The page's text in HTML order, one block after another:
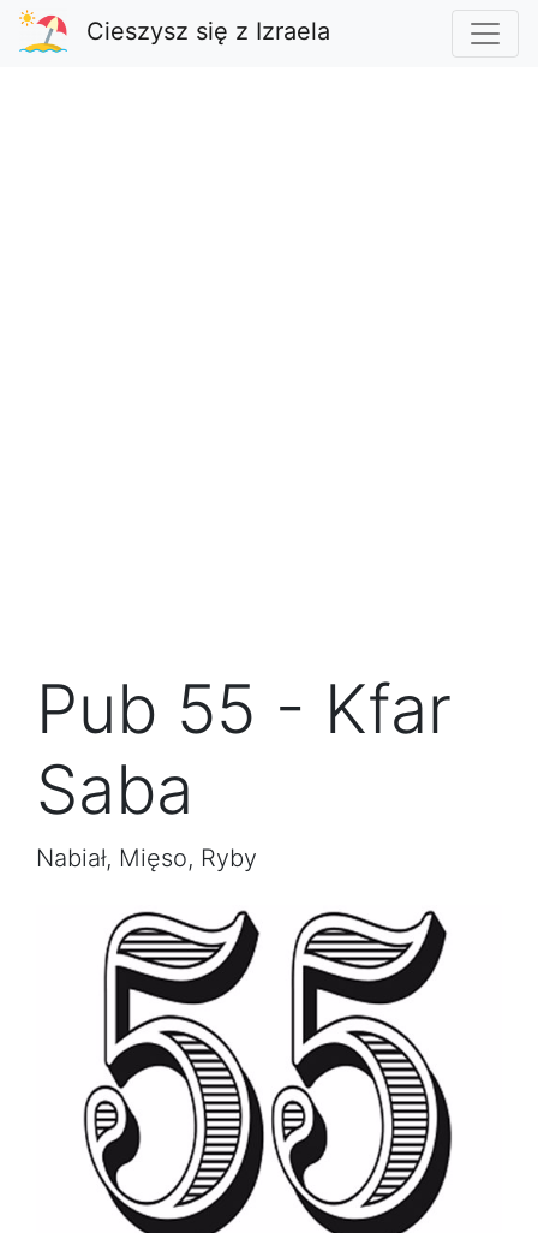
Cieszysz się z Izraela
Pub 55 - Kfar
Saba
Nabiał, Mięso, Ryby